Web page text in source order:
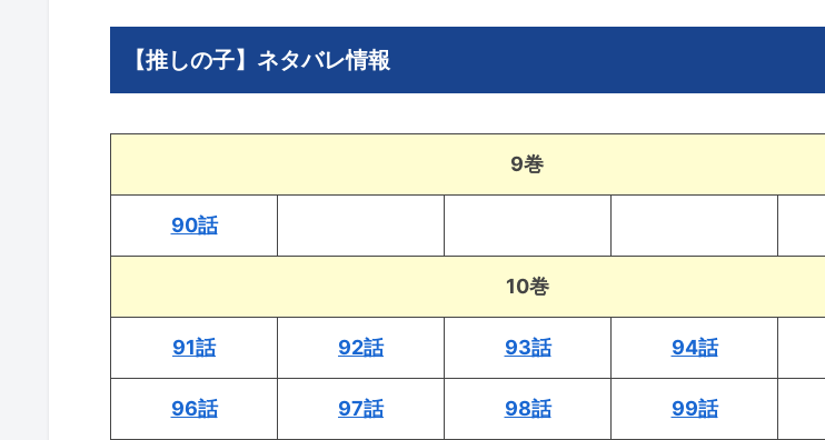
【推しの子】ネタバレ情報
9巻
90話
10巻
91話 92話 93話 94話
96話 97話 98話 99話